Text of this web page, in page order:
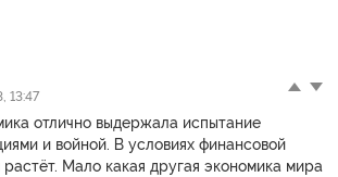
13:47
отлично выдержала испытание
и войной. В условиях финансовой
Мало какая другая экономика мира